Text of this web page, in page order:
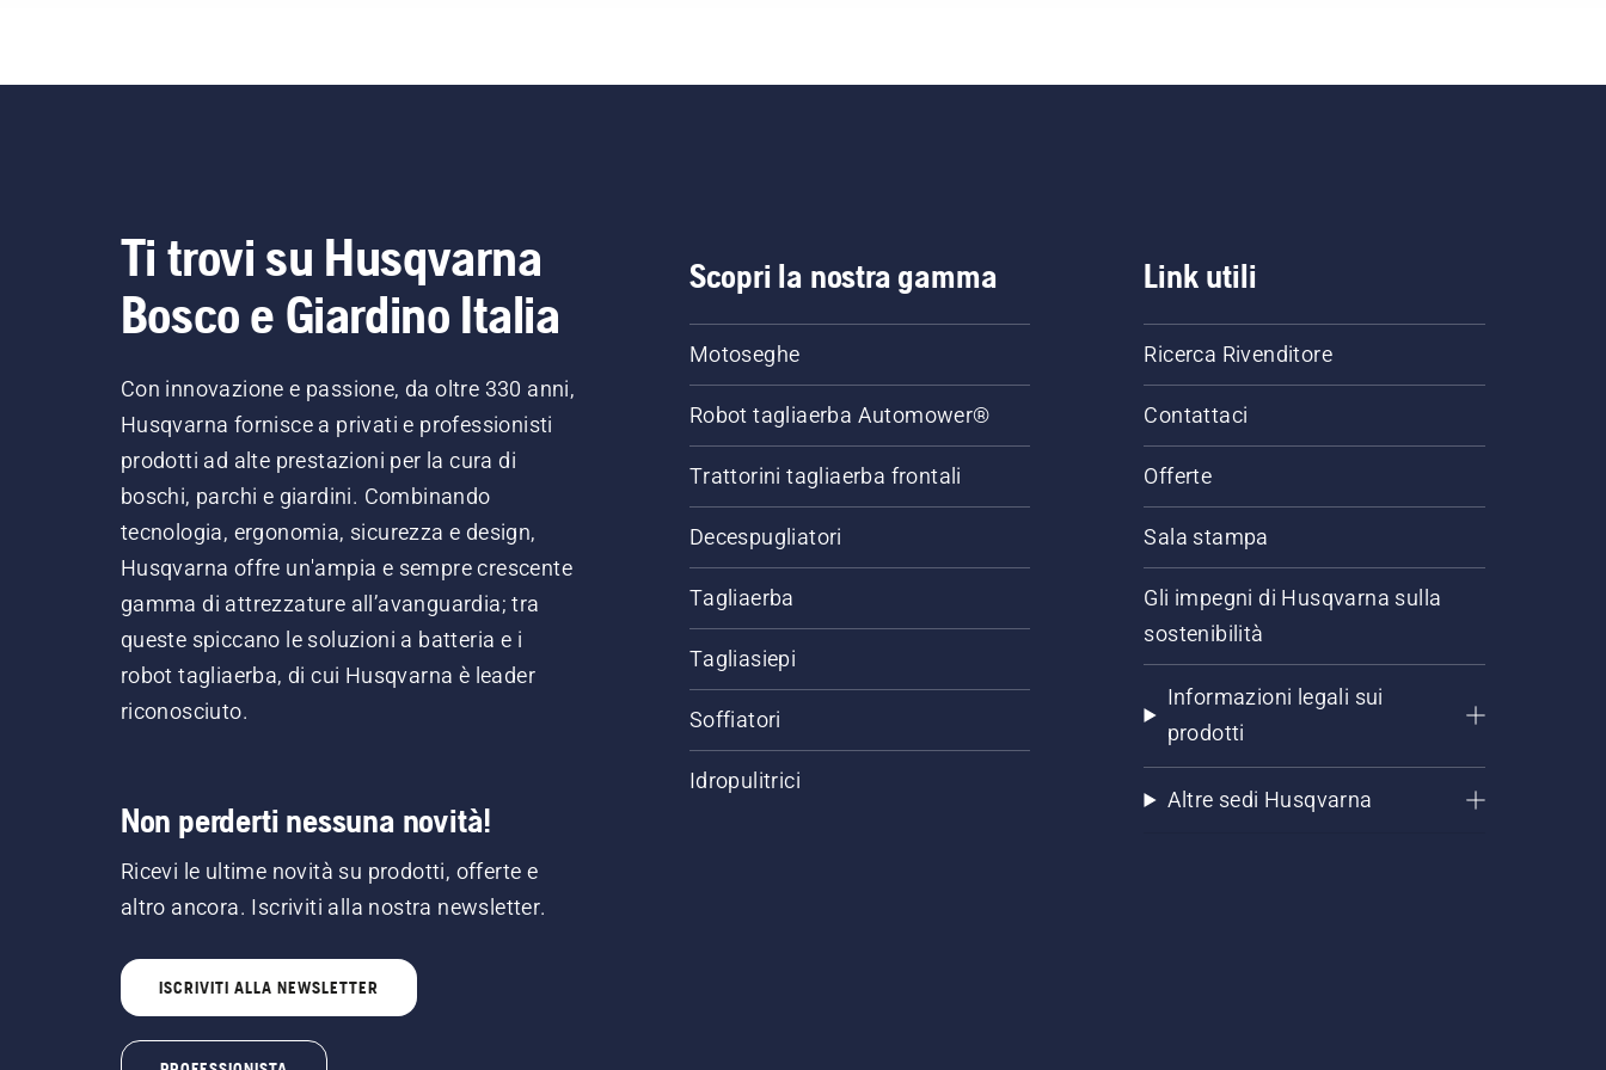
Ti trovi su Husqvarna
Bosco e Giardino Italia
Con innovazione e passione, da oltre 330 anni,
Husqvarna fornisce a privati e professionisti
prodotti ad alte prestazioni per la cura di
boschi, parchi e giardini. Combinando
tecnologia, ergonomia, sicurezza e design,
Husqvarna offre un'ampia e sempre crescente
gamma di attrezzature all’avanguardia; tra
queste spiccano le soluzioni a batteria e i
robot tagliaerba, di cui Husqvarna è leader
riconosciuto.
Non perderti nessuna novità!
Ricevi le ultime novità su prodotti, offerte e
altro ancora. Iscriviti alla nostra newsletter.
ISCRIVITI ALLA NEWSLETTER
Scopri la nostra gamma
Motoseghe
Robot tagliaerba Automower®
Trattorini tagliaerba frontali
Decespugliatori
Tagliaerba
Tagliasiepi
Soffiatori
Idropulitrici
Link utili
Ricerca Rivenditore
Contattaci
Offerte
Sala stampa
Gli impegni di Husqvarna sulla
sostenibilità
Informazioni legali sui
prodotti
Altre sedi Husqvarna